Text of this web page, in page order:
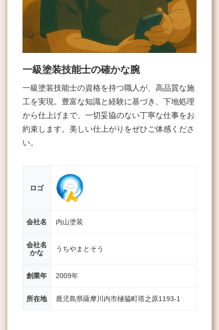
一級塗装技能士の確かな腕
一級塗装技能士の資格を持つ職人が、高品質な施
工を実現。豊富な知識と経験に基づき、下地処理
から仕上げまで、一切妥協のない丁寧な仕事をお
約束します。美しい仕上がりをぜひご体感くださ
い。
ロゴ
会社名 内山塗装
会社名
かな
うちやまとそう
創業年 2009年
所在地 鹿児島県薩摩川内市樋脇町塔之原1193-1